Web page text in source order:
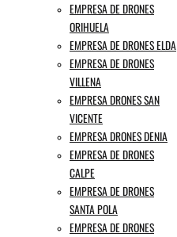
EMPRESA DE DRONES
ORIHUELA
EMPRESA DE DRONES ELDA
EMPRESA DE DRONES
VILLENA
EMPRESA DRONES SAN
VICENTE
EMPRESA DRONES DENIA
EMPRESA DE DRONES
CALPE
EMPRESA DE DRONES
SANTA POLA
EMPRESA DE DRONES